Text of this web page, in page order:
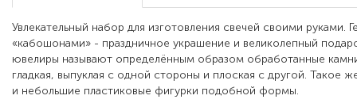
Увлекательный набор для изготовления свечей своими руками.
«кабошонами» - праздничное украшение и великолепный
ювелиры называют определённым образом обработанные
гладкая, выпуклая с одной стороны и плоская с другой. Такое
и небольшие пластиковые фигурки подобной формы.